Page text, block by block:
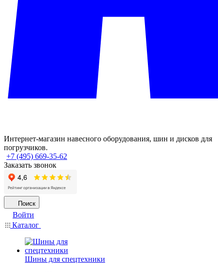
Интернет-магазин навесного оборудования, шин и дисков для
погрузчиков.
+7 (495) 669-35-62
Заказать звонок
Поиск
Войти
Каталог
Шины для спецтехники